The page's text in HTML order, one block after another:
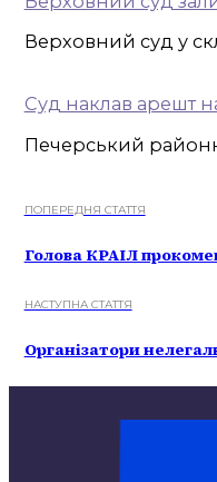
Верховний суд у
Суд наклав арешт
Печерський
ПОПЕРЕДНЯ СТАТТЯ
Голова КРАІЛ
НАСТУПНА СТАТТЯ
Організатори